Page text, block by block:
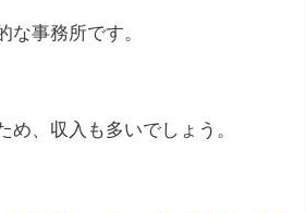
な事務所です。
め、収入も多いでしょう。